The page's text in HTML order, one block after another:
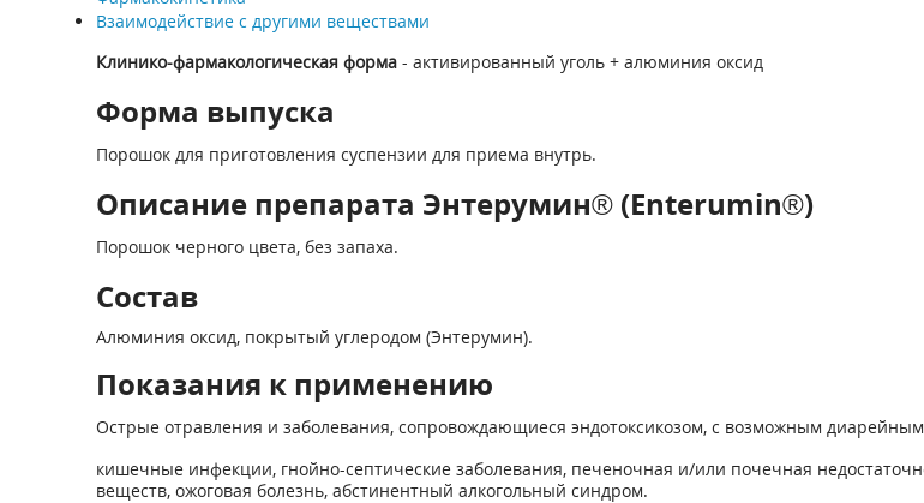
Взаимодействие с другими веществами
Клинико-фармакологическая форма- активированный уголь + алюминия оксид
Форма выпуска
Порошок для приготовления суспензии для приема внутрь.
Описание препарата Энтерумин® (Enterumin®)
Порошок черного цвета, без запаха.
Состав
Алюминия оксид, покрытый углеродом (Энтерумин).
Показания к применению
Острые отравления и заболевания, сопровождающиеся эндотоксикозом, с возможным
кишечные инфекции, гнойно-септические заболевания, печеночная и/или почечная
веществ, ожоговая болезнь, абстинентный алкогольный синдром.